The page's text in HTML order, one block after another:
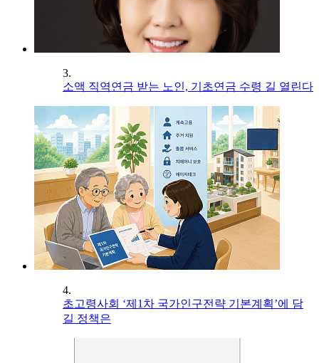
3.
소액 직역연금 받는 노인, 기초연금 수령 길 열린다
4.
초고령사회 ‘제1차 국가인구전략 기본계획’에 담
길 정책은